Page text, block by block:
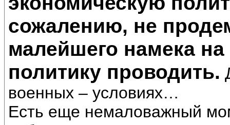
сожалению, не
малейшего намека
политику проводить.
военных – условиях…
Есть еще немаловажный